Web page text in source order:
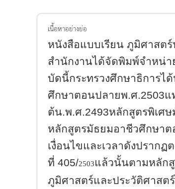
เนื้อหาอย่างย่อ
หนังสือแบบเรียน ภูมิศาสต
สำนักงานได้จัดพิมพ์จำหน่
บัดนี้กระทรวงศึกษาธิการไ
ศึกษาตอนปลายพ.ศ.2503แ
ต้น.พ.ศ.2493หลักสูตรพิเศ
หลักสูตรมัธยมอาชีวศึกษา
เงื่อนไขและเวลาดังปราก
ที่ 405/2503แล้วนั้นตามหลัก
ภูมิศาสตร์และประวัติศาส